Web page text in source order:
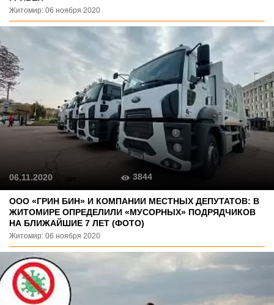
Житомир: 06 ноября 2020
ООО «ГРИН БИН» И КОМПАНИИ МЕСТНЫХ ДЕПУТАТОВ: В
ЖИТОМИРЕ ОПРЕДЕЛИЛИ «МУСОРНЫХ» ПОДРЯДЧИКОВ
НА БЛИЖАЙШИЕ 7 ЛЕТ (ФОТО)
Житомир: 06 ноября 2020
06.11.2020 3844